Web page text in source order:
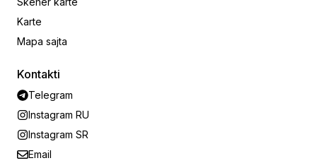
Karte
Mapa sajta
Kontakti
Telegram
Instagram RU
Instagram SR
Email